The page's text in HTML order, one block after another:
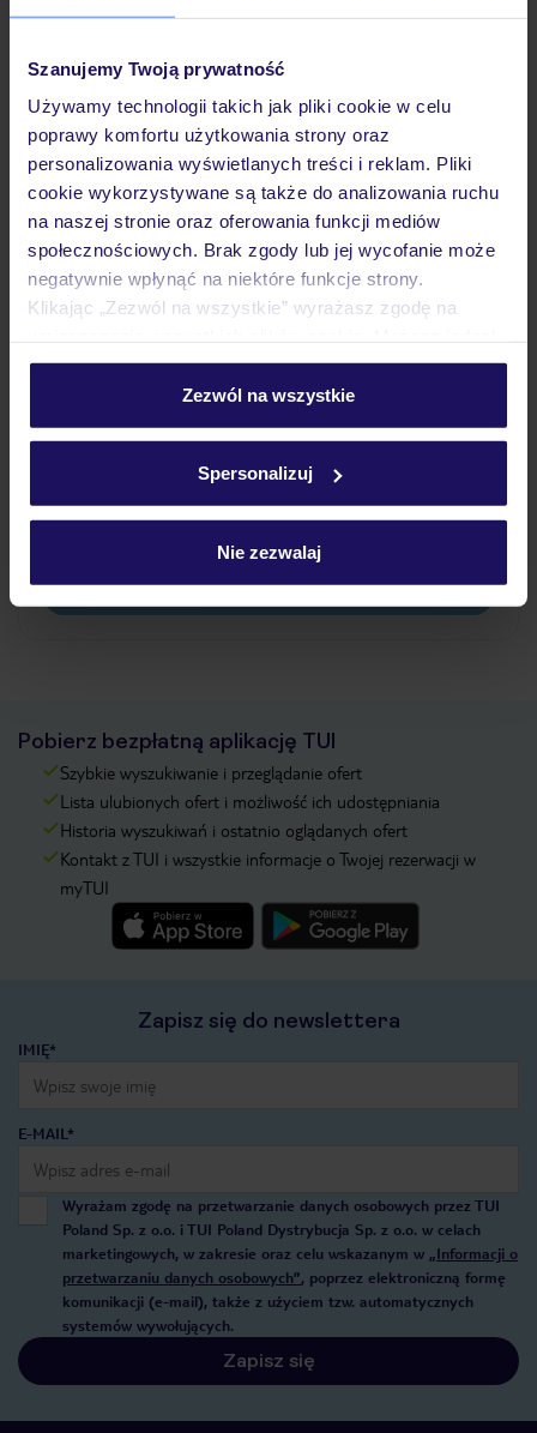
Szanujemy Twoją prywatność
Używamy technologii takich jak pliki cookie w celu
poprawy komfortu użytkowania strony oraz
personalizowania wyświetlanych treści i reklam. Pliki
cookie wykorzystywane są także do analizowania ruchu
na naszej stronie oraz oferowania funkcji mediów
społecznościowych. Brak zgody lub jej wycofanie może
negatywnie wpłynąć na niektóre funkcje strony.
Klikając „Zezwól na wszystkie” wyrażasz zgodę na
personalizować swój wybór wchodząc w zakładkę
Szczegółowe informacje o plikach cookie znajdziesz
Zezwól na wszystkie
Spersonalizuj
Nie zezwalaj
Pokoje
Wyżywienie
Atrakcje
Ważne informacje
Często zadawane pytania
Jak zmienić uczestników/osobę zgłaszającą?
Na jakiej podstawie i gdzie otrzymam karty
pokładowe/bilety lotnicze?
Pobierz bezpłatną aplikację TUI
Szybkie wyszukiwanie i przeglądanie ofert
Lista ulubionych ofert i możliwość ich udostępniania
Historia wyszukiwań i ostatnio oglądanych ofert
Kontakt z TUI i wszystkie informacje o Twojej rezerwacji w
myTUI
Zapisz się do newslettera
IMIĘ*
E-MAIL*
Wyrażam zgodę na przetwarzanie danych osobowych przez TUI
Poland Sp. z o.o. i TUI Poland Dystrybucja Sp. z o.o. w celach
marketingowych, w zakresie oraz celu wskazanym w „Informacji o
przetwarzaniu danych osobowych”, poprzez elektroniczną formę
komunikacji (e-mail), także z użyciem tzw. automatycznych
systemów wywołujących.
Zapisz się